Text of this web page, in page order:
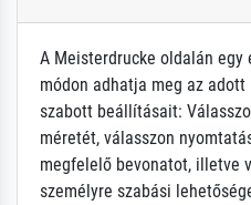
A Meisterdrucke oldalán egy
módon adhatja meg az
szabott beállításait:
méretét, válasszon
megfelelő bevonatot, illetve
személyre szabási